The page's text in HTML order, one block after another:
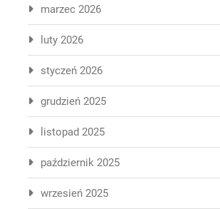
marzec 2026
luty 2026
styczeń 2026
grudzień 2025
listopad 2025
październik 2025
wrzesień 2025